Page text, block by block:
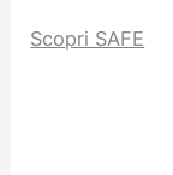
Scopri SAFE